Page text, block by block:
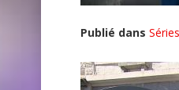
Publié dans Séries